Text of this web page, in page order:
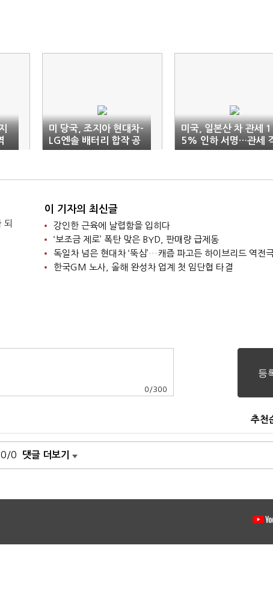
미 당국, 조지아 현대차-
LG엔솔 배터리 합작 공
장 건설현장 급습
미국, 일본산 차 관세 1
5% 인하 서명…관세
차 현실화
되
이 기자의 최신글
강인한 근육에 날렵함을 입히다
‘보조금 제로’ 폭탄 맞은 BYD, 판매량 급제동
독일차 넘은 현대차 ‘뚝심’…캐즘 파고든 하이브리드 역전
한국GM 노사, 올해 완성차 업계 첫 임단협 타결
0 /300
추천
0/0 댓글 더보기